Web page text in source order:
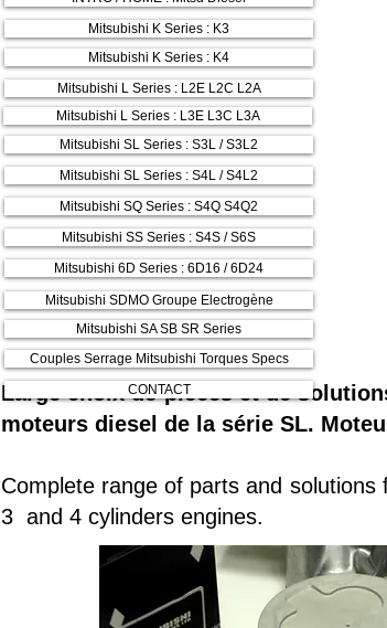
Large choix de pièces et de
moteurs diesel de la série SL.
Complete range of parts and solutions
3 and 4 cylinders engines.
Mitsubishi SL Series : S3L / S3L2
Mitsubishi SQ Series : S4Q S4Q2
Mitsubishi SS Series : S4S / S6S
Couples Serrage Mitsubishi Torques Specs
CONTACT
Mitsubishi K Series : K3
Mitsubishi L Series : L2E L2C L2A
Mitsubishi SL Series : S4L / S4L2
Mitsubishi 6D Series : 6D16 / 6D24
Mitsubishi SA SB SR Series
Mitsubishi L Series : L3E L3C L3A
Mitsubishi SDMO Groupe Electrogène
Mitsubishi K Series : K4